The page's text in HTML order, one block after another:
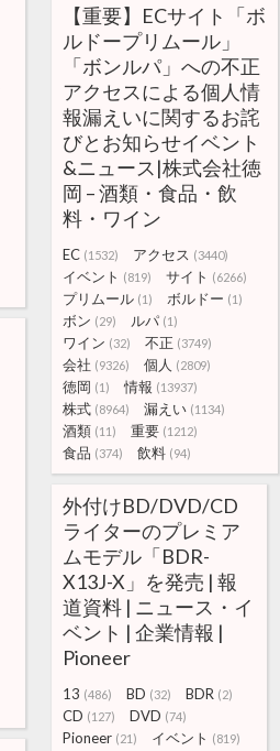
【重要】ECサイト「ボ
ルドープリムール」
「ボンルパ」への不正
アクセスによる個人情
報漏えいに関するお詫
びとお知らせイベント
&ニュース|株式会社徳
岡 – 酒類・食品・飲
料・ワイン
EC (1532) アクセス (3440)
イベント (819) サイト (6266)
プリムール (1) ボルドー (1)
ボン (29) ルパ (1)
ワイン (32) 不正 (3749)
会社 (9326) 個人 (2809)
徳岡 (1) 情報 (13937)
株式 (8964) 漏えい (1134)
酒類 (11) 重要 (1212)
食品 (374) 飲料 (94)
外付けBD/DVD/CD
ライターのプレミア
ムモデル「BDR-
X13J-X」を発売 | 報
道資料 | ニュース・イ
ベント | 企業情報 |
Pioneer
13 (486) BD (32) BDR (2)
CD (127) DVD (74)
Pioneer (21) イベント (819)